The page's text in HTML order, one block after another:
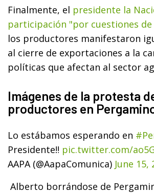
Finalmente, el presidente la
participación "por cuestiones de
los productores manifestaron
al cierre de exportaciones a la
políticas que afectan al sector
Imágenes de la protesta
productores en
Lo estábamos esperando en
Presidente‼️ pic.twitter.com/
AAPA (@AapaComunica) June 15,
Alberto borrándose de